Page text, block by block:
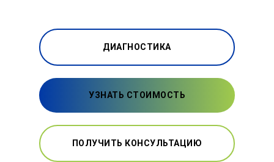
ДИАГНОСТИКА
УЗНАТЬ СТОИМОСТЬ
ПОЛУЧИТЬ КОНСУЛЬТАЦИЮ